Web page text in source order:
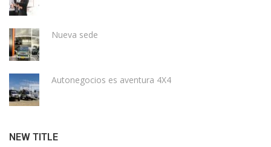
Nueva sede
Autonegocios es aventura 4X4
NEW TITLE